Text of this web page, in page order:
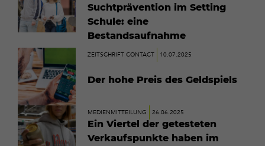
Suchtprävention im Setting
Schule: eine
Bestandsaufnahme
ZEITSCHRIFT CONTACT 10.07.2025
Der hohe Preis des Geldspiels
Mehr
erfahren
MEDIENMITTEILUNG 26.06.2025
Ein Viertel der getesteten
Verkaufspunkte haben im
Mehr
erfahren